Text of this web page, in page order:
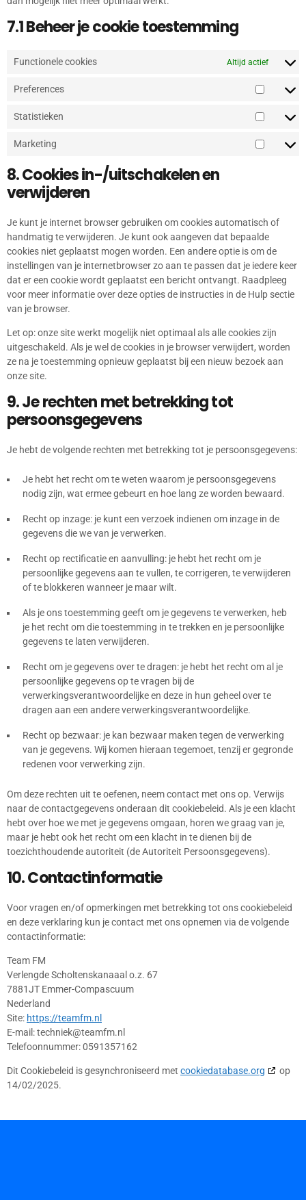
7.1 Beheer je cookie toestemming
Functionele cookies Altijd actief
Preferences
Statistieken
Marketing
8. Cookies in-/uitschakelen en
verwijderen
Je kunt je internet browser gebruiken om cookies automatisch of
handmatig te verwijderen. Je kunt ook aangeven dat bepaalde
cookies niet geplaatst mogen worden. Een andere optie is om de
instellingen van je internetbrowser zo aan te passen dat je iedere keer
dat er een cookie wordt geplaatst een bericht ontvangt. Raadpleeg
voor meer informatie over deze opties de instructies in de Hulp sectie
van je browser.
Let op: onze site werkt mogelijk niet optimaal als alle cookies zijn
uitgeschakeld. Als je wel de cookies in je browser verwijdert, worden
ze na je toestemming opnieuw geplaatst bij een nieuw bezoek aan
onze site.
9. Je rechten met betrekking tot
persoonsgegevens
Je hebt de volgende rechten met betrekking tot je persoonsgegevens:
Je hebt het recht om te weten waarom je persoonsgegevens
nodig zijn, wat ermee gebeurt en hoe lang ze worden bewaard.
Recht op inzage: je kunt een verzoek indienen om inzage in de
gegevens die we van je verwerken.
Recht op rectificatie en aanvulling: je hebt het recht om je
persoonlijke gegevens aan te vullen, te corrigeren, te verwijderen
of te blokkeren wanneer je maar wilt.
Als je ons toestemming geeft om je gegevens te verwerken, heb
je het recht om die toestemming in te trekken en je persoonlijke
gegevens te laten verwijderen.
Recht om je gegevens over te dragen: je hebt het recht om al je
persoonlijke gegevens op te vragen bij de
verwerkingsverantwoordelijke en deze in hun geheel over te
dragen aan een andere verwerkingsverantwoordelijke.
Recht op bezwaar: je kan bezwaar maken tegen de verwerking
van je gegevens. Wij komen hieraan tegemoet, tenzij er gegronde
redenen voor verwerking zijn.
Om deze rechten uit te oefenen, neem contact met ons op. Verwijs
naar de contactgegevens onderaan dit cookiebeleid. Als je een klacht
hebt over hoe we met je gegevens omgaan, horen we graag van je,
maar je hebt ook het recht om een klacht in te dienen bij de
toezichthoudende autoriteit (de Autoriteit Persoonsgegevens).
10. Contactinformatie
Voor vragen en/of opmerkingen met betrekking tot ons cookiebeleid
en deze verklaring kun je contact met ons opnemen via de volgende
contactinformatie:
Team FM
Verlengde Scholtenskanaaal o.z. 67
7881JT Emmer-Compascuum
Nederland
Site: https://teamfm.nl
E-mail:techniek@teamfm.nl
Telefoonnummer: 0591357162
Dit Cookiebeleid is gesynchroniseerd met cookiedatabase.org
op
14/02/2025.